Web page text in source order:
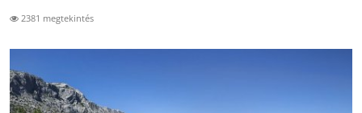
2381 megtekintés